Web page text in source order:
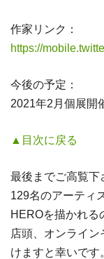
作家リンク：
https://
今後の予定：
2021年2月個展開
▲目次に戻る
最後までご高覧下
129名のアーティ
HEROを描かれる
店頭、オンライ
けますと幸いです